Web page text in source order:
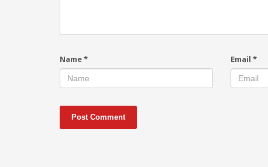
Name* Email*